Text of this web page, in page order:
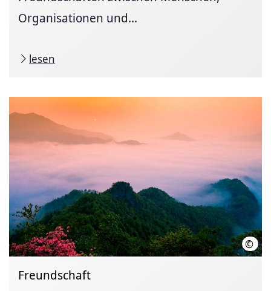
Organisationen und...
lesen
©
Freundschaft